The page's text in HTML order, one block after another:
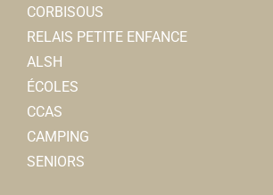
CORBISOUS
RELAIS PETITE ENFANCE
ALSH
ÉCOLES
CCAS
CAMPING
SENIORS